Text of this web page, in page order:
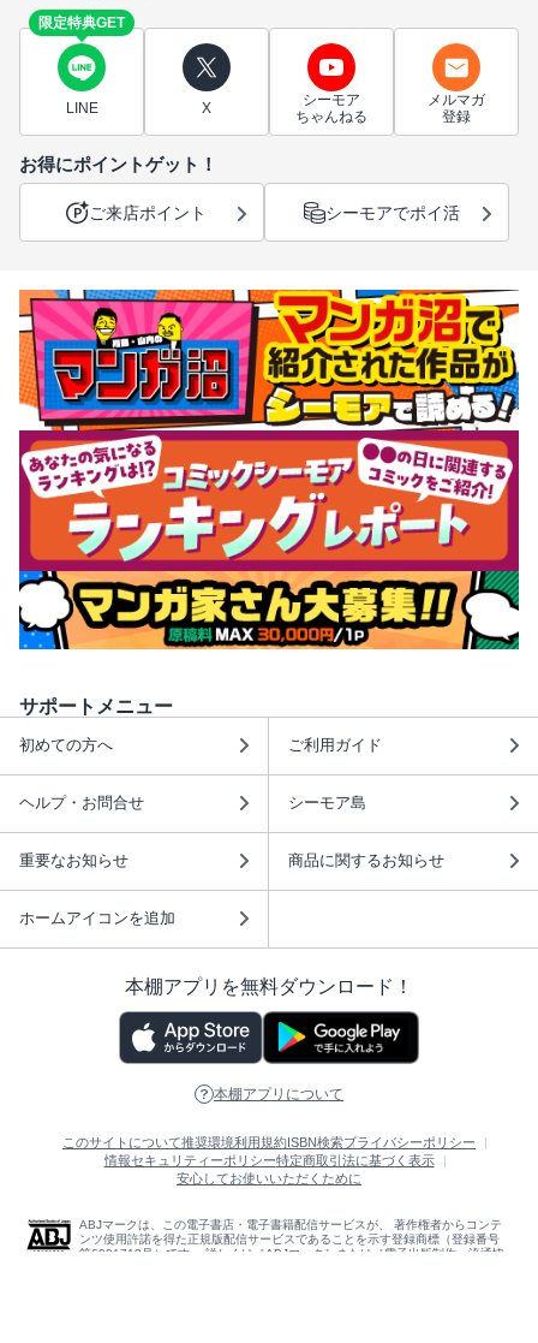
限定特典GET
LINE X
シーモア
ちゃんねる
メルマガ
登録
お得にポイントゲット！
ご来店ポイント シーモアでポイ活
サポートメニュー
初めての方へ ご利用ガイド
ヘルプ・お問合せ シーモア島
重要なお知らせ 商品に関するお知らせ
ホームアイコンを追加
本棚アプリを無料ダウンロード！
本棚アプリについて
このサイトについて推奨環境利用規約 ISBN検索プライバシーポリシー
情報セキュリティーポリシー特定商取引法に基づく表示
安心してお使いいただくために
ABJマークは、この電子書店・電子書籍配信サービスが、 著作権者からコンテ
ンツ使用許諾を得た正規版配信サービスであることを示す登録商標（登録番号
第6091713号）です。 詳しくは［ABJマーク］または［電子出版制作・流通協